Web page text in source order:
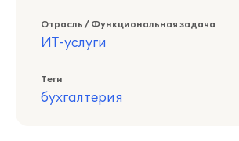
Отрасль / Функциональная задача
ИТ-услуги
Теги
бухгалтерия